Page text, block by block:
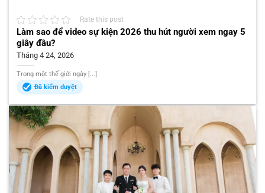
Rate this post
Làm sao để video sự kiện 2026 thu hút người xem ngay 5
giây đầu?
Tháng 4 24, 2026
Trong một thế giới ngày [...]
Đã kiểm duyệt